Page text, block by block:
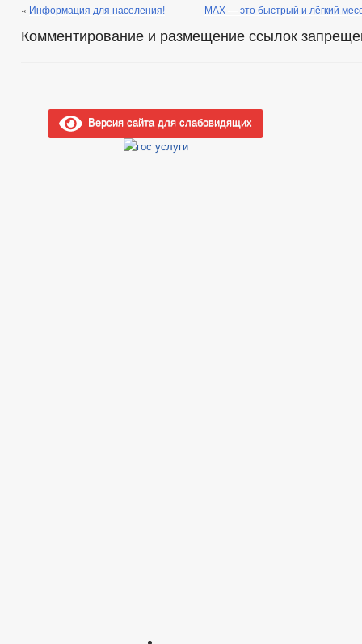
« Информация для населения! МАХ — это быстрый и лёгкий
Комментирование и размещение ссылок
Версия сайта для слабовидящих